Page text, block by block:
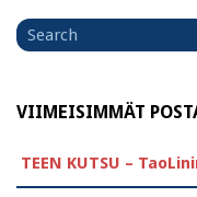
Search
for
VIIMEISIMMÄT
TEEN KUTSU –